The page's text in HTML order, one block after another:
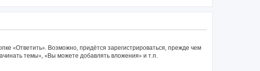
«Ответить». Возможно, придётся зарегистрироваться, прежде чем
темы», «Вы можете добавлять вложения» и т.п.